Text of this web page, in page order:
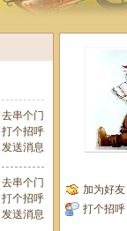
去串个门
打个招呼
发送消息
去串个门
打个招呼
发送消息
加为好友
打个招呼